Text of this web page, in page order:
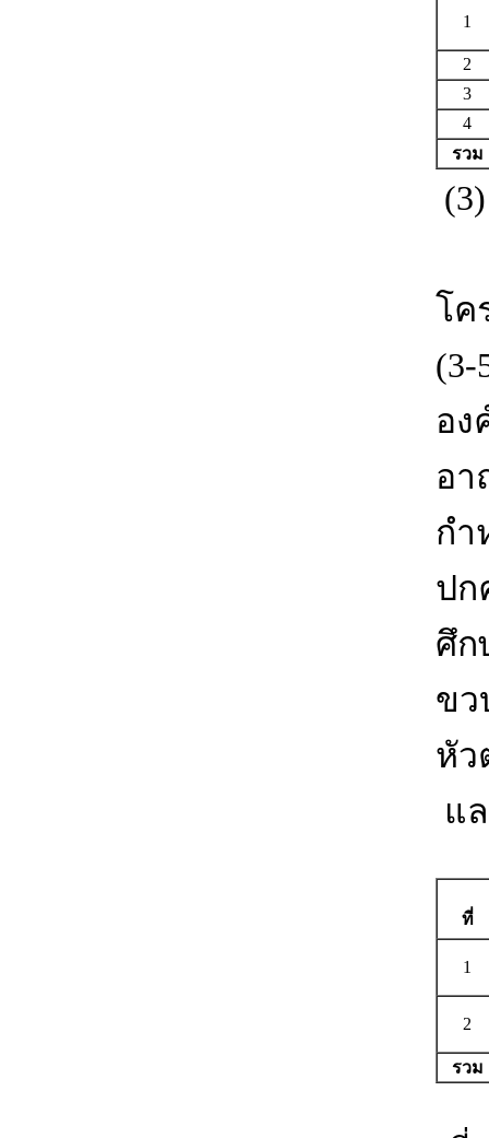
1
2
3
4
รวม
โค
อง
อา
กำ
ปก
ศึก
ขว
หัว
แ
ที่
1
2
รวม